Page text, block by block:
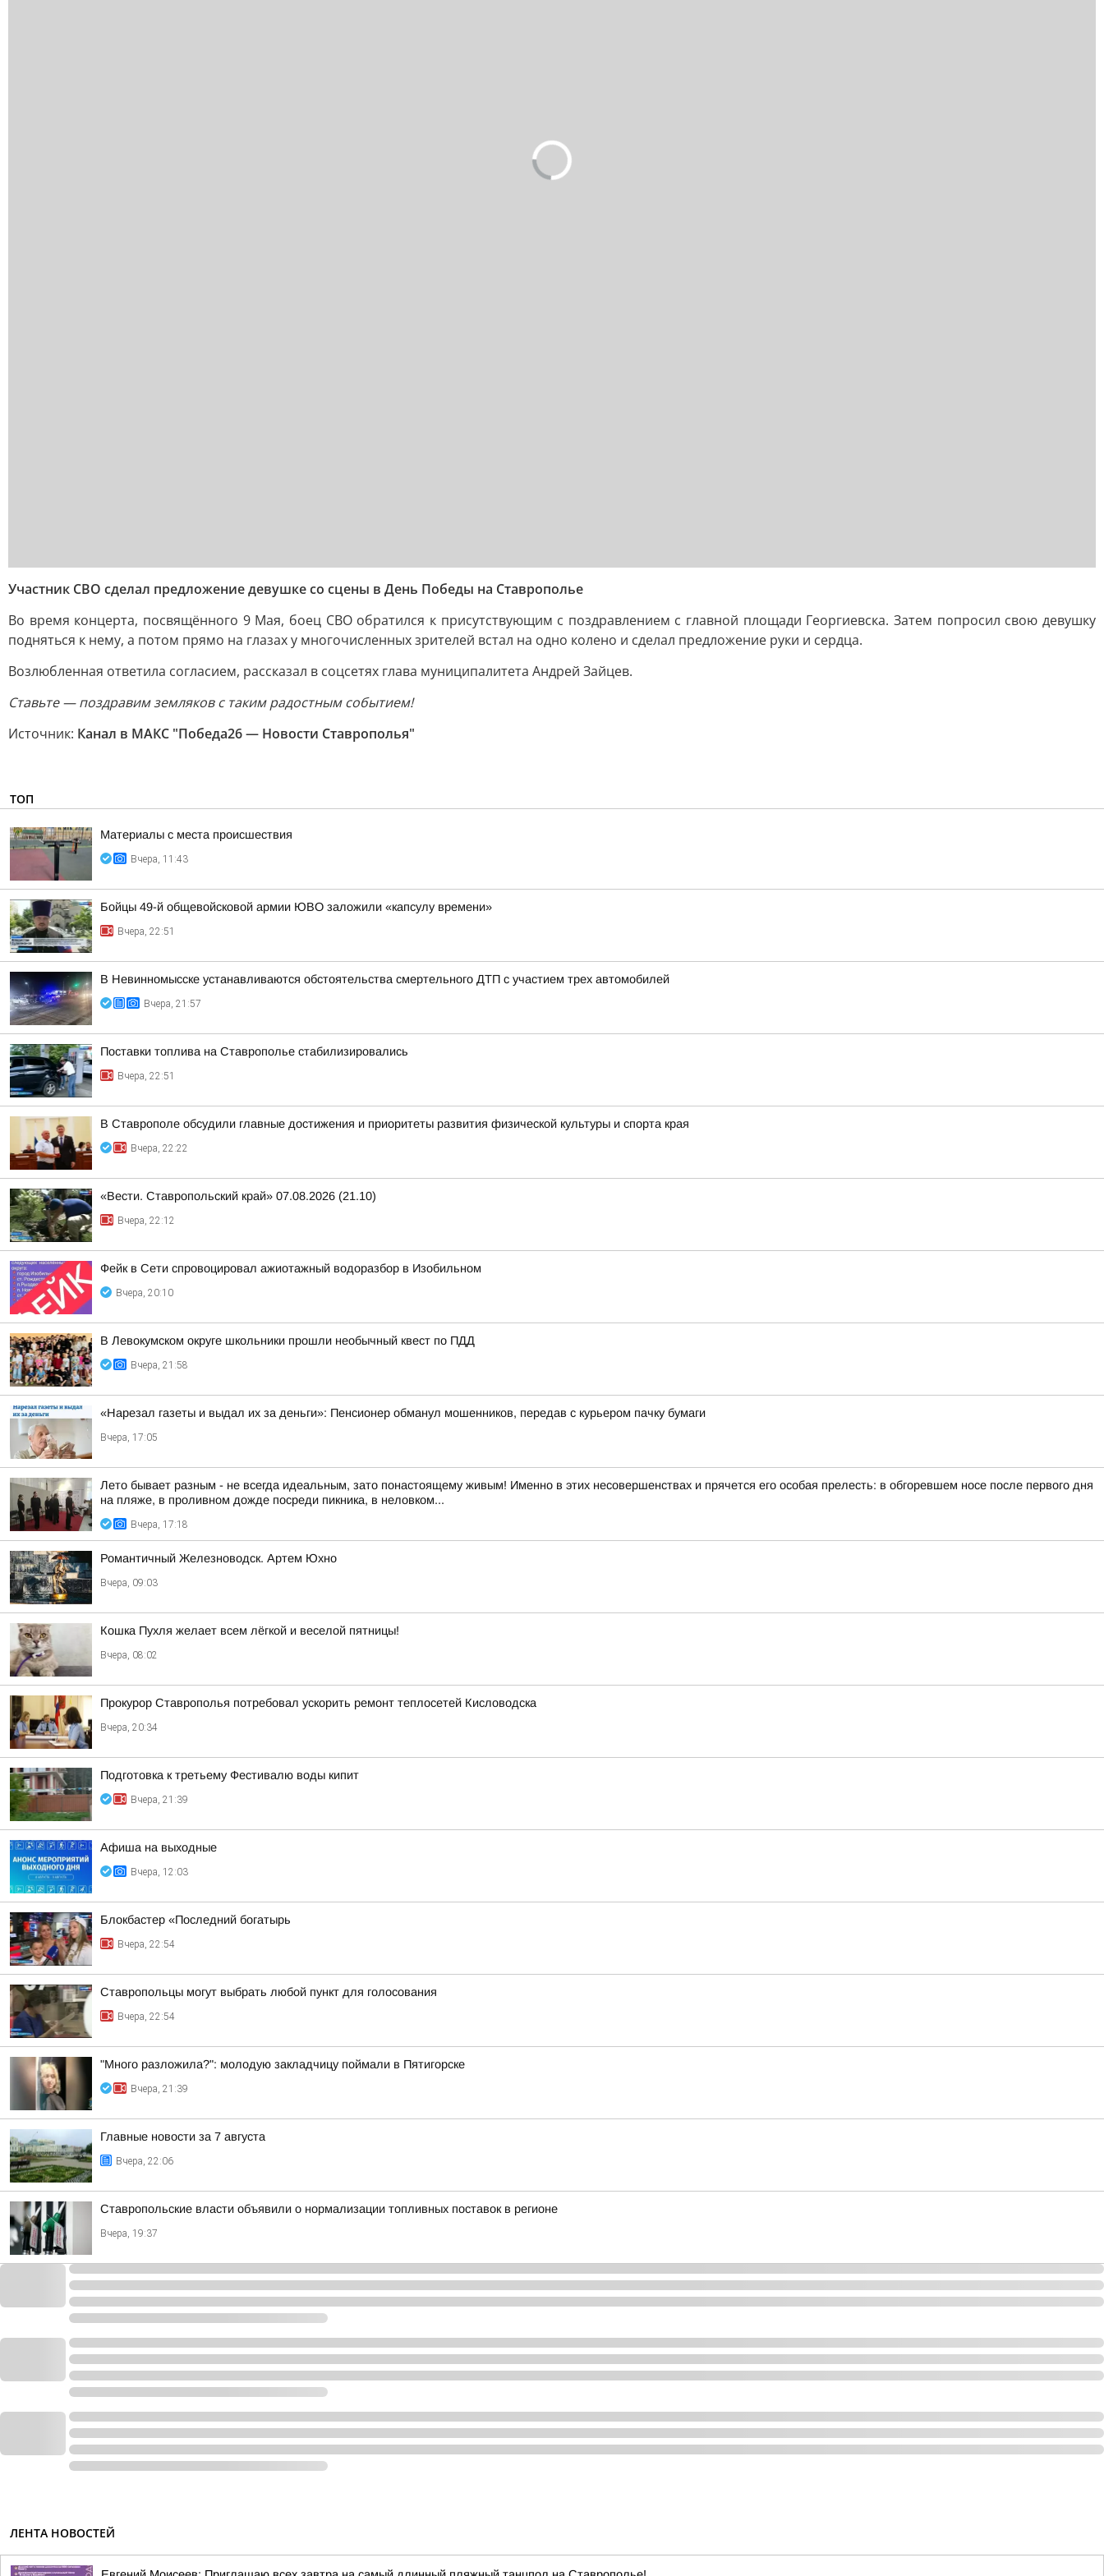
Участник СВО сделал предложение девушке со сцены в День Победы на Ставрополье
Во время концерта, посвящённого 9 Мая, боец СВО обратился к присутствующим с поздравлением с главной площади Георгиевска. Затем попросил свою девушку
подняться к нему, а потом прямо на глазах у многочисленных зрителей встал на одно колено и сделал предложение руки и сердца.
Возлюбленная ответила согласием, рассказал в соцсетях глава муниципалитета Андрей Зайцев.
Ставьте — поздравим земляков с таким радостным событием!
Источник: Канал в МАКС "Победа26 — Новости Ставрополья"
ТОП
Материалы с места происшествия
Вчера, 11:43
Бойцы 49-й общевойсковой армии ЮВО заложили «капсулу времени»
Вчера, 22:51
В Невинномысске устанавливаются обстоятельства смертельного ДТП с участием трех автомобилей
Вчера, 21:57
Поставки топлива на Ставрополье стабилизировались
Вчера, 22:51
В Ставрополе обсудили главные достижения и приоритеты развития физической культуры и спорта края
Вчера, 22:22
«Вести. Ставропольский край» 07.08.2026 (21.10)
Вчера, 22:12
Фейк в Сети спровоцировал ажиотажный водоразбор в Изобильном
Вчера, 20:10
В Левокумском округе школьники прошли необычный квест по ПДД
Вчера, 21:58
«Нарезал газеты и выдал их за деньги»: Пенсионер обманул мошенников, передав с курьером пачку бумаги
Вчера, 17:05
Лето бывает разным - не всегда идеальным, зато понастоящему живым! Именно в этих несовершенствах и прячется его особая прелесть: в обгоревшем носе после первого дня
на пляже, в проливном дожде посреди пикника, в неловком...
Вчера, 17:18
Романтичный Железноводск. Артем Юхно
Вчера, 09:03
Кошка Пухля желает всем лёгкой и веселой пятницы!
Вчера, 08:02
Прокурор Ставрополья потребовал ускорить ремонт теплосетей Кисловодска
Вчера, 20:34
Подготовка к третьему Фестивалю воды кипит
Вчера, 21:39
Афиша на выходные
Вчера, 12:03
Блокбастер «Последний богатырь
Вчера, 22:54
Ставропольцы могут выбрать любой пункт для голосования
Вчера, 22:54
"Много разложила?": молодую закладчицу поймали в Пятигорске
Вчера, 21:39
Главные новости за 7 августа
Вчера, 22:06
Ставропольские власти объявили о нормализации топливных поставок в регионе
Вчера, 19:37
ЛЕНТА НОВОСТЕЙ